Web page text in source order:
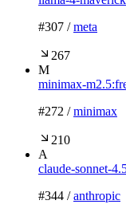
#307 /meta
267
M
minimax-
#272 /minimax
210
A
claude-sonnet-
#344 /anthropic